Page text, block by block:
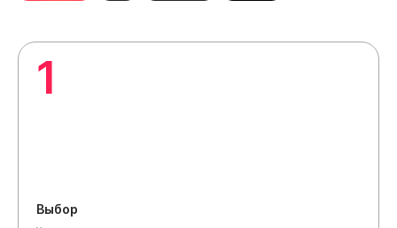
1
Выбор